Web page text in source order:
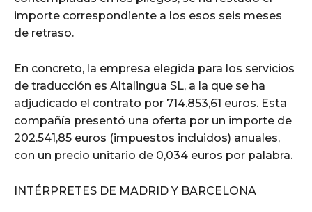
importe correspondiente a los esos seis meses
de retraso.
En concreto, la empresa elegida para los servicios
de traducción es Altalingua SL, a la que se ha
adjudicado el contrato por 714.853,61 euros. Esta
compañía presentó una oferta por un importe de
202.541,85 euros (impuestos incluidos) anuales,
con un precio unitario de 0,034 euros por palabra.
INTÉRPRETES DE MADRID Y BARCELONA